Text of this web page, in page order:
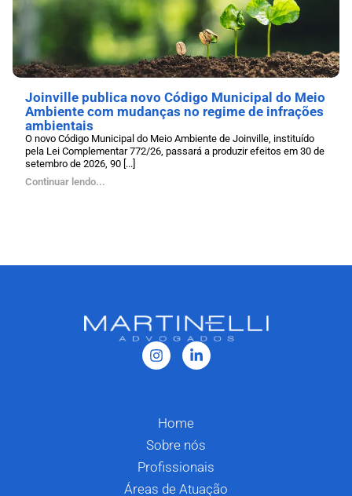
Joinville publica novo Código Municipal do Meio
Ambiente com mudanças no regime de infrações
ambientais
O novo Código Municipal do Meio Ambiente de Joinville, instituído
pela Lei Complementar 772/26, passará a produzir efeitos em 30 de
setembro de 2026, 90 [...]
Continuar lendo...
Home
Sobre nós
Profissionais
Áreas de Atuação